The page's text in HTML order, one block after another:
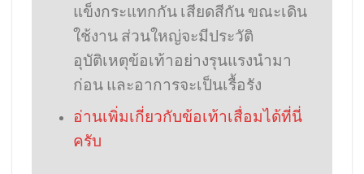
แข็งกระแทกกัน เสียดสีกัน ขณะเดิน
ใช้งาน ส่วนใหญ่จะมีประวัติ
อุบัติเหตุข้อเท้าอย่างรุนแรงนำมา
ก่อน และอาการจะเป็นเรื้อรัง
อ่านเพิ่มเกี่ยวกับข้อเท้าเสื่อมได้ที่นี่
ครับ